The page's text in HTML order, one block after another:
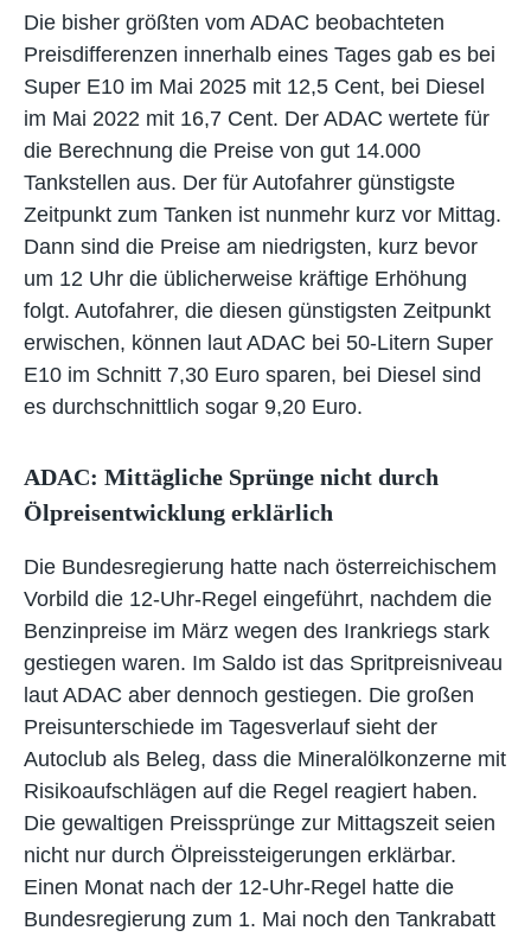
Die bisher größten vom ADAC beobachteten
Preisdifferenzen innerhalb eines Tages gab es bei
Super E10 im Mai 2025 mit 12,5 Cent, bei Diesel
im Mai 2022 mit 16,7 Cent. Der ADAC wertete für
die Berechnung die Preise von gut 14.000
Tankstellen aus. Der für Autofahrer günstigste
Zeitpunkt zum Tanken ist nunmehr kurz vor Mittag.
Dann sind die Preise am niedrigsten, kurz bevor
um 12 Uhr die üblicherweise kräftige Erhöhung
folgt. Autofahrer, die diesen günstigsten Zeitpunkt
erwischen, können laut ADAC bei 50-Litern Super
E10 im Schnitt 7,30 Euro sparen, bei Diesel sind
es durchschnittlich sogar 9,20 Euro.
ADAC: Mittägliche Sprünge nicht durch
Ölpreisentwicklung erklärlich
Die Bundesregierung hatte nach österreichischem
Vorbild die 12-Uhr-Regel eingeführt, nachdem die
Benzinpreise im März wegen des Irankriegs stark
gestiegen waren. Im Saldo ist das Spritpreisniveau
laut ADAC aber dennoch gestiegen. Die großen
Preisunterschiede im Tagesverlauf sieht der
Autoclub als Beleg, dass die Mineralölkonzerne mit
Risikoaufschlägen auf die Regel reagiert haben.
Die gewaltigen Preissprünge zur Mittagszeit seien
nicht nur durch Ölpreissteigerungen erklärbar.
Einen Monat nach der 12-Uhr-Regel hatte die
Bundesregierung zum 1. Mai noch den Tankrabatt